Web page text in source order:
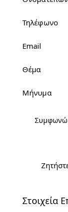
Συμφωνώ
Στοιχεία